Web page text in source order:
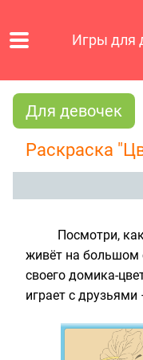
Игры для
Для девочек
Раскраска
Посмотри,
живёт на большом
своего домика-
играет с
проснулась и
делам, но вдруг